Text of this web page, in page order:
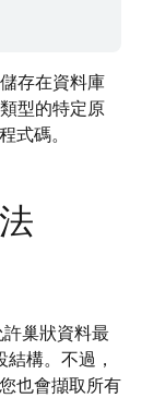
存在資料庫
型的特定原
式碼。
許巢狀資料最
構。不過，
也會擷取所有